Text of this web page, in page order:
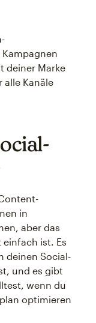
deiner Marke
alle Kanäle
in
aber das
ist. Es
deinen Social-
und es gibt
wenn du
optimieren